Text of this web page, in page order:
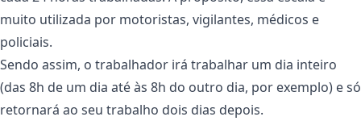
muito utilizada por motoristas, vigilantes, médicos e
policiais.
Sendo assim, o trabalhador irá trabalhar um dia inteiro
(das 8h de um dia até às 8h do outro dia, por exemplo) e só
retornará ao seu trabalho dois dias depois.